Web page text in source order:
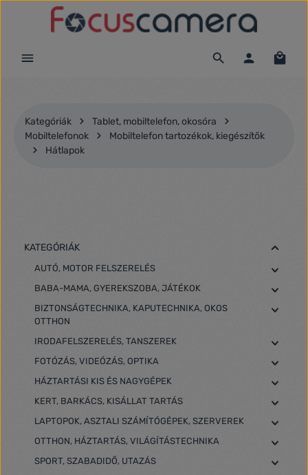
Ugrás a fő tartalomra
Kategóriák
Tablet, mobiltelefon, okosóra
Mobiltelefonok
Mobiltelefon tartozékok, kiegészítők
Hátlapok
KATEGÓRIÁK
AUTÓ, MOTOR FELSZERELÉS
BABA-MAMA, GYEREKSZOBA, JÁTÉKOK
BIZTONSÁGTECHNIKA, KAPUTECHNIKA, OKOS
OTTHON
IRODAFELSZERELÉS, TANSZEREK
FOTÓZÁS, VIDEÓZÁS, OPTIKA
HÁZTARTÁSI KIS ÉS NAGYGÉPEK
KERT, BARKÁCS, KISÁLLAT TARTÁS
LAPTOPOK, ASZTALI SZÁMÍTÓGÉPEK, SZERVEREK
OTTHON, HÁZTARTÁS, VILÁGÍTÁSTECHNIKA
SPORT, SZABADIDŐ, UTAZÁS